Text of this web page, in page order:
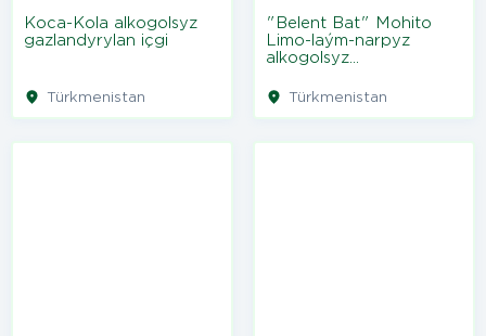
Koca-Kola alkogolsyz
gazlandyrylan içgi
Türkmenistan
"Belent Bat" Mohito
Limo-laým-narpyz
alkogolsyz
Türkmenistan